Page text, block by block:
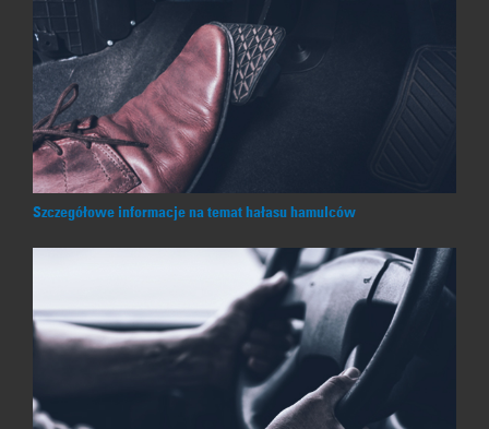
Szczegółowe informacje na temat hałasu hamulców